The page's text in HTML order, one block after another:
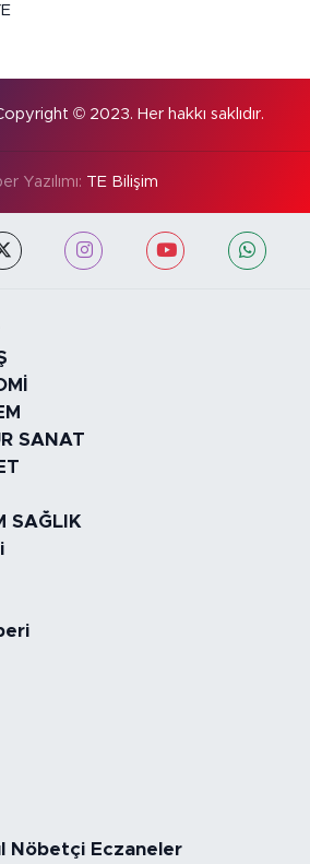
© 2023. Her hakkı saklıdır.
Yazılımı: TE Bilişim
SANAT
SAĞLIK
Nöbetçi Eczaneler